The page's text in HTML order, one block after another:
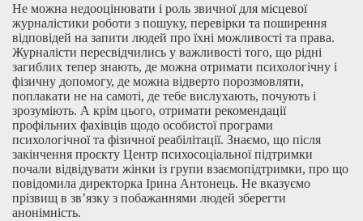
Не можна недооцінювати і роль звичної для місцевої
журналістики роботи з пошуку, перевірки та поширення
відповідей на запити людей про їхні можливості та права.
Журналісти пересвідчились у важливості того, що рідні
загиблих тепер знають, де можна отримати психологічну і
фізичну допомогу, де можна відверто порозмовляти,
поплакати не на самоті, де тебе вислухають, почують і
зрозуміють. А крім цього, отримати рекомендації
профільних фахівців щодо особистої програми
психологічної та фізичної реабілітації. Знаємо, що після
закінчення проєкту Центр психосоціальної підтримки
почали відвідувати жінки із групи взаємопідтримки, про що
повідомила директорка Ірина Антонець. Не вказуємо
прізвищ в зв’язку з побажаннями людей зберегти
анонімність.